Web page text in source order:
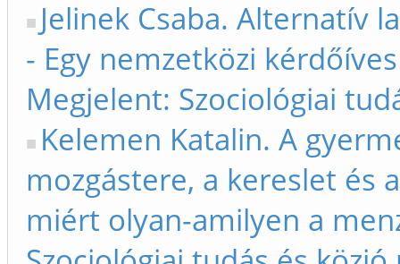
Jelinek Csaba. Alternatív
- Egy nemzetközi
Megjelent: Szociológiai
Kelemen Katalin. A
mozgástere, a kereslet és
miért olyan-amilyen a